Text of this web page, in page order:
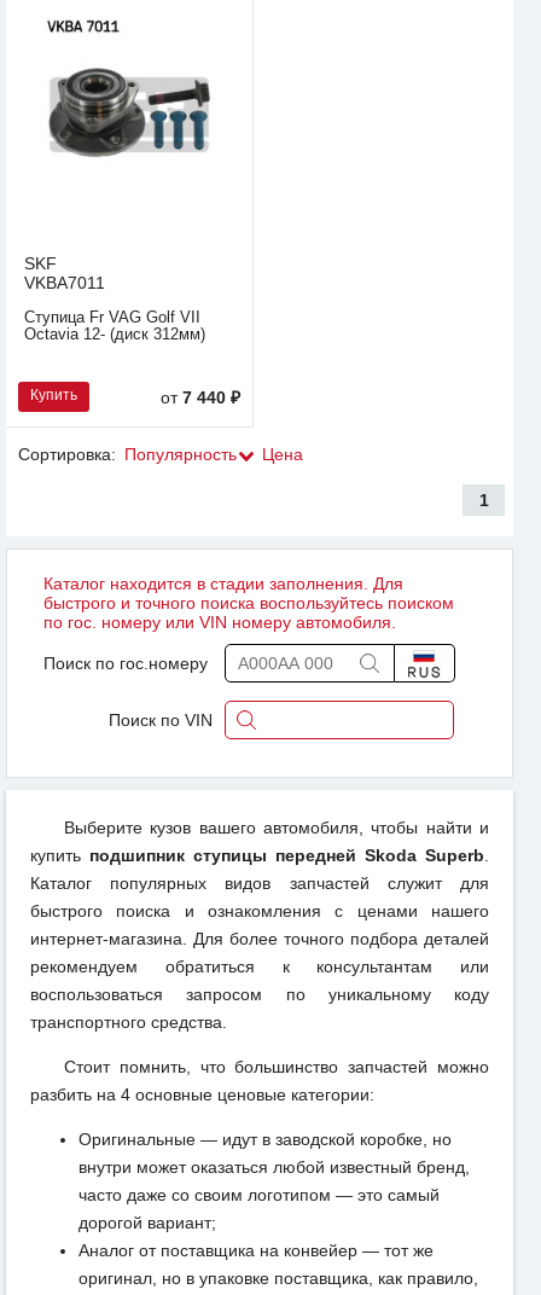
SKF
VKBA7011
Ступица Fr VAG Golf VII
Octavia 12- (диск 312мм)
Купить от7 440 ₽
Сортировка: Популярность Цена
1
Каталог находится в стадии заполнения. Для
быстрого и точного поиска воспользуйтесь поиском
по гос. номеру или VIN номеру автомобиля.
Поиск по гос.номеру
Поиск по VIN
Выберите кузов вашего автомобиля, чтобы найти и
купить подшипник ступицы передней Skoda Superb
Каталог популярных видов запчастей служит для
быстрого поиска и ознакомления с ценами нашего
интернет-магазина. Для более точного подбора деталей
рекомендуем обратиться к консультантам или
воспользоваться запросом по уникальному коду
транспортного средства.
Стоит помнить, что большинство запчастей можно
разбить на 4 основные ценовые категории:
Оригинальные — идут в заводской коробке, но
внутри может оказаться любой известный бренд,
часто даже со своим логотипом — это самый
дорогой вариант;
Аналог от поставщика на конвейер — тот же
оригинал, но в упаковке поставщика, как правило,